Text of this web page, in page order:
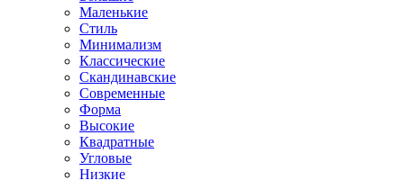
Маленькие
Стиль
Минимализм
Классические
Скандинавские
Современные
Форма
Высокие
Квадратные
Угловые
Низкие